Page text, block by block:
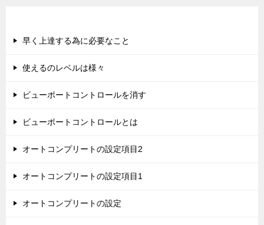
早く上達する為に必要なこと
使えるのレベルは様々
ビューポートコントロールを消す
ビューポートコントロールとは
オートコンプリートの設定項目2
オートコンプリートの設定項目1
オートコンプリートの設定